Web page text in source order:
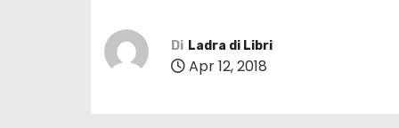
Di Ladra di Libri
Apr 12, 2018